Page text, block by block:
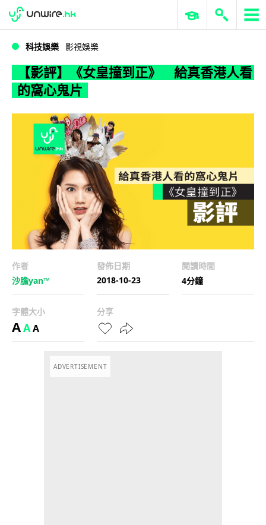
WWDC 2026 ERP 與商業 AI
科技娛樂 影視娛樂
【影評】《女皇撞到正》 給真香港人看
的窩心鬼片
作者
沙膽yan™
發佈日期
2018-10-23
閱讀時間
4分鐘
字體大小
AAA
分享
ADVERTISEMENT